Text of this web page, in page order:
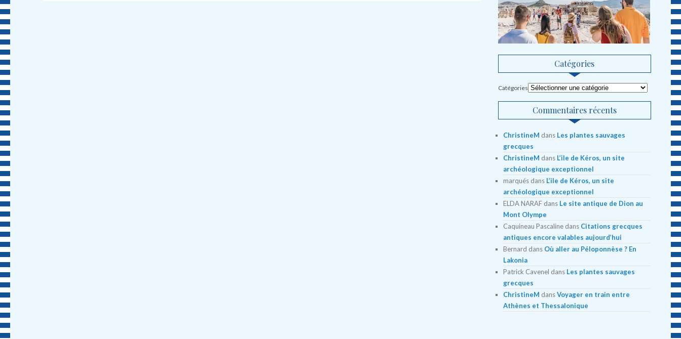
Catégories
Catégories
Commentaires récents
ChristineM dans Les plantes sauvages
grecques
ChristineM dans L’ile de Kéros, un site
archéologique exceptionnel
marquésdans L’ile de Kéros, un site
archéologique exceptionnel
ELDA NARAFdans Le site antique de Dion au
Mont Olympe
Caquineau Pascalinedans Citations grecques
antiques encore valables aujourd’hui
Bernard dans Où aller au Péloponnèse ? En
Lakonia
Patrick Cavenel dans Les plantes sauvages
grecques
ChristineM dansVoyager en train entre
Athènes et Thessalonique